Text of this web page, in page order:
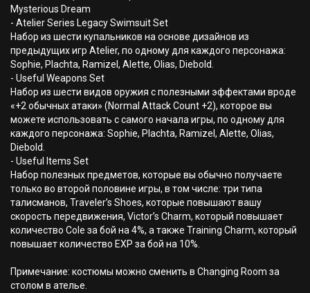
Mysterious Dream
- Atelier Series Legacy Swimsuit Set
Набор из шести купальников на основе дизайнов из
предыдущих игр Atelier, по одному для каждого персонажа:
Sophie, Plachta, Ramizel, Alette, Olias, Diebold.
- Useful Weapons Set
Набор из шести видов оружия с полезными эффектами вроде
«+2 обычных атаки» (Normal Attack Count +2), которое вы
можете использовать с самого начала игры, по одному для
каждого персонажа: Sophie, Plachta, Ramizel, Alette, Olias,
Diebold.
- Useful Items Set
Набор полезных предметов, которые вы обычно получаете
только во второй половине игры, в том числе: три типа
талисманов, Traveler’s Shoes, которые повышают вашу
скорость передвижения, Victor’s Charm, который повышает
количество Cole за бой на 4%, а также Training Charm, который
повышает количество EXP за бой на 10%.
Примечание: костюмы можно сменить в Changing Room за
столом в ателье.